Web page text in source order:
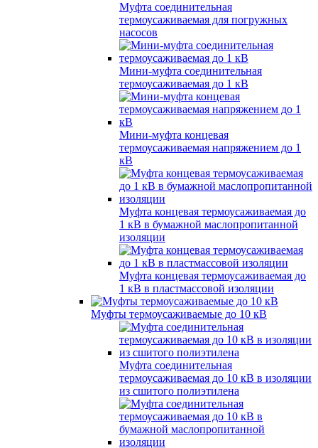
Муфта соединительная
термоусаживаемая для погружных
насосов
Мини-муфта соединительная
термоусаживаемая до 1 кВ
Мини-муфта концевая
термоусаживаемая напряжением до 1
кВ
Муфта концевая термоусаживаемая до
1 кВ в бумажной маслопропитанной
изоляции
Муфта концевая термоусаживаемая до
1 кВ в пластмассовой изоляции
Муфты термоусаживаемые до 10 кВ
Муфта соединительная
термоусаживаемая до 10 кВ в изоляции
из сшитого полиэтилена